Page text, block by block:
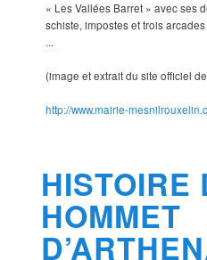
« Les Vallées Barret » avec ses
schiste, impostes et trois arcades
...
(image et extrait du site officiel
http://www.mairie-
HISTOIRE
HOMMET